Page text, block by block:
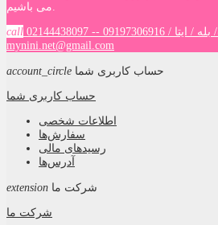
call
بله / ایتا / 09197306916
mynini.net@gmail.com
account_circle حساب کاربری شما
حساب کاربری شما
اطلاعات شخصی
سفارش‌ها
رسیدهای مالی
آدرس‌ها
extension شرکت ما
شرکت ما